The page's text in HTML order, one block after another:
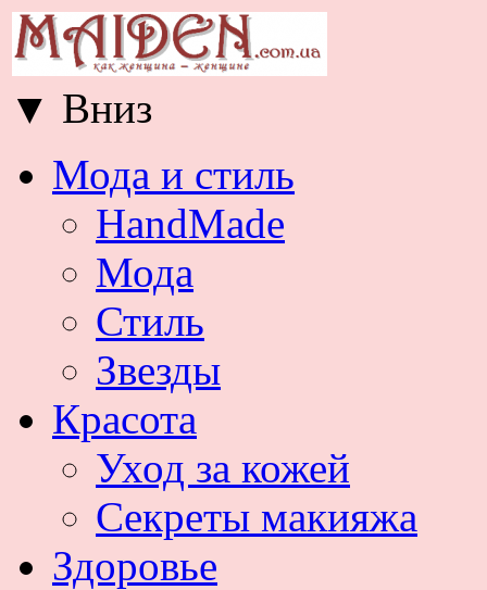
▼ Вниз
Мода и стиль
HandMade
Мода
Стиль
Звезды
Красота
Уход за кожей
Секреты макияжа
Здоровье